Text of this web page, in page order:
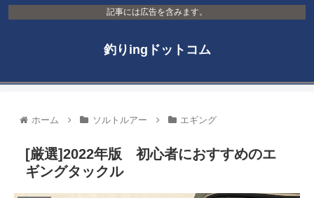
記事には広告を含みます。
釣りingドットコム
ホーム ソルトルアー エギング
[厳選]2022年版 初心者におすすめのエ
ギングタックル